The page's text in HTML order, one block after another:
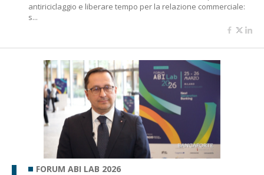
antiriciclaggio e liberare tempo per la relazione commerciale:
s...
FORUM ABI LAB 2026